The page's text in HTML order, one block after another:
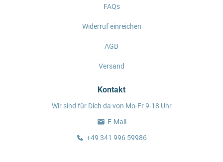
FAQs
Widerruf einreichen
AGB
Versand
Kontakt
Wir sind für Dich da von Mo-Fr 9-18 Uhr
E-Mail
+49 341 996 59986